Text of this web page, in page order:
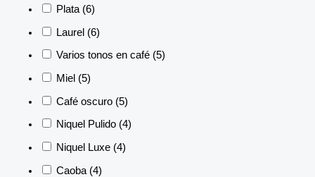
Plata (6)
Laurel (6)
Varios tonos en café (5)
Miel (5)
Café oscuro (5)
Niquel Pulido (4)
Niquel Luxe (4)
Caoba (4)